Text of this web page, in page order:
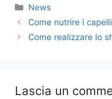
Categorie
News
Come nutrire i capelli
Come realizzare lo
Lascia un